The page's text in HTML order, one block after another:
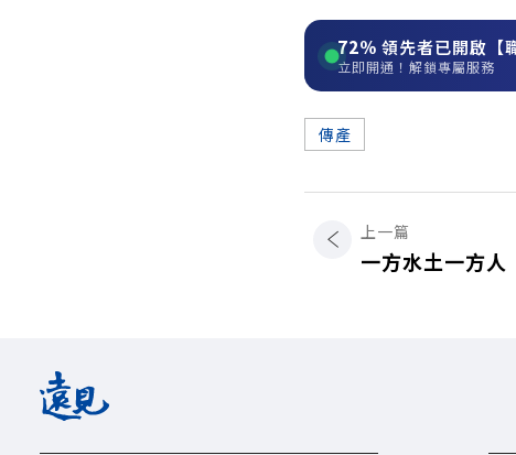
72% 領先者已開啟【
立即開通！解鎖專屬服務
傳產
上一篇
一方水土一方人